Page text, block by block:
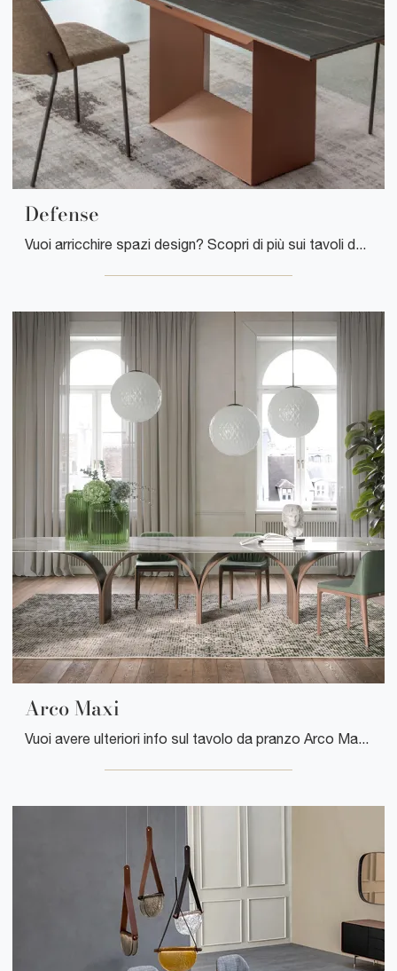
Defense
Vuoi arricchire spazi design? Scopri di più sui tavoli design allungabili: il modello da pranzo Defense ti attende.
Arco Maxi
Vuoi avere ulteriori info sul tavolo da pranzo Arco Maxi di Tonin Casa? Clicca e ottieni informazioni sui modelli fissi del brand.